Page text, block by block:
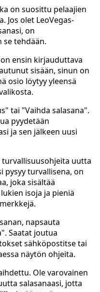
on suosittu pelaajien
Jos olet LeoVegas-
on
tehdään.
ensin kirjauduttava
sisään, sinun on
osio löytyy yleensä
tai "Vaihda salasana".
pyydetään
ja sen jälkeen uusi
uutta
pysyy turvallisena, on
joka sisältää
isoja ja pieniä
napsauta
Saatat joutua
sähköpostitse tai
näytön ohjeita.
Ole varovainen
salasanaasi, jotta